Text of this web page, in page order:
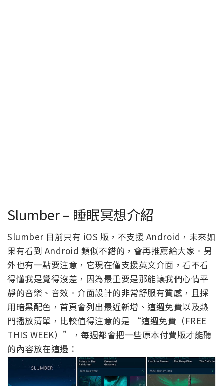
Slumber – 睡眠冥想介紹
Slumber 目前只有 iOS 版，不支援 Android，未來如
果有看到 Android 類似不錯的，會再推薦給大家。另
外也有一點要注意，它現在僅支援英文介面，看不看
得懂我是覺得沒差，因為最重要是那能讓我們心情平
靜的音樂、音效。介面設計的非常舒服有質感，且採
用暗黑配色，首頁會列出最近新增、這週免費以及熱
門播放清單，比較值得注意的是 “這週免費（FREE
THIS WEEK）”，每週都會把一些原本付費版才能聽
的內容放在這邊：